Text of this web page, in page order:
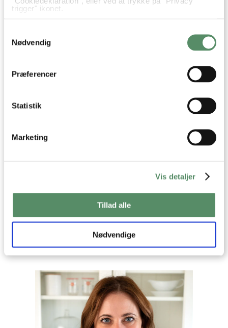
trigger" ikonet.
Indsamle præcise oplysninger om din placering,
der kan være nøjagtig inden for få meter
Identificere din enhed baseret på en scanning af
Nødvendig
Præferencer
Statistik
Marketing
Vis detaljer
Tillad alle
Nødvendige
Din emailadresse vil ikke blive offentliggjort.
SEND